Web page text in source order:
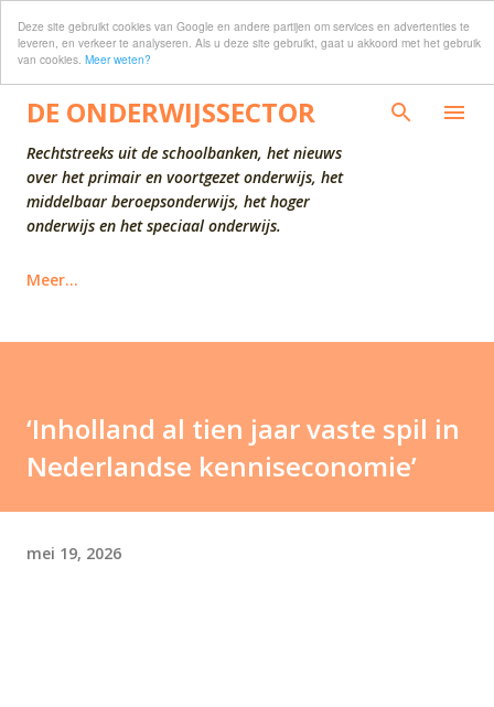
Deze site gebruikt cookies van Google en andere partijen om services en advertenties te
leveren, en verkeer te analyseren. Als u deze site gebruikt, gaat u akkoord met het gebruik
van cookies. Meer weten?
Doorgaan naar hoofdcontent
DE ONDERWIJSSECTOR
Rechtstreeks uit de schoolbanken, het nieuws
over het primair en voortgezet onderwijs, het
middelbaar beroepsonderwijs, het hoger
onderwijs en het speciaal onderwijs.
Meer…
‘Inholland al tien jaar vaste spil in
Nederlandse kenniseconomie’
mei 19, 2026